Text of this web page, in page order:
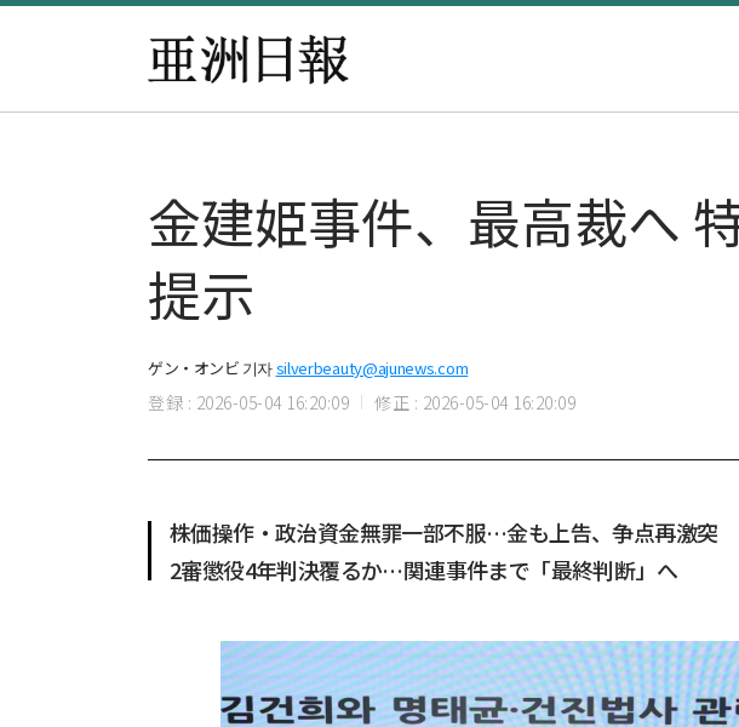
金建姫事件、最高裁へ
提示
ゲン・オンビ 기자silverbeauty@ajunews.com
登録 : 2026-05-04 16:20:09 修正 : 2026-05-04 16:20:09
株価操作・政治資金無罪一部不服…金も上告、争点再激突
2審懲役4年判決覆るか…関連事件まで「最終判断」へ